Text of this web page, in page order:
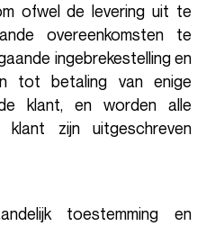
ofwel de levering uit te
overeenkomsten te
ingebrekestelling en
tot betaling van enige
klant, en worden alle
zijn uitgeschreven
toestemming en